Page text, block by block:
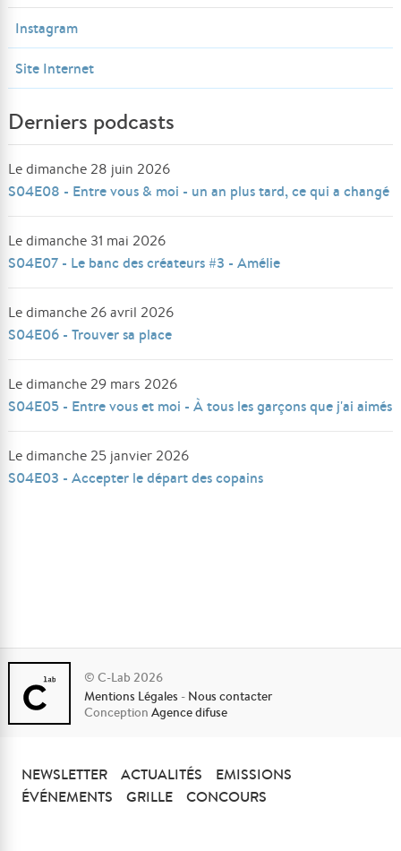
Instagram
Site Internet
Derniers podcasts
Le dimanche 28 juin 2026
S04E08 - Entre vous & moi - un an plus tard, ce qui a changé
Le dimanche 31 mai 2026
S04E07 - Le banc des créateurs #3 - Amélie
Le dimanche 26 avril 2026
S04E06 - Trouver sa place
Le dimanche 29 mars 2026
S04E05 - Entre vous et moi - À tous les garçons que j'ai aimés
Le dimanche 25 janvier 2026
S04E03 - Accepter le départ des copains
© C-Lab 2026
Mentions Légales - Nous contacter
ConceptionAgence difuse
NEWSLETTER ACTUALITÉS
EMISSIONS
ÉVÉNEMENTS
GRILLE CONCOURS